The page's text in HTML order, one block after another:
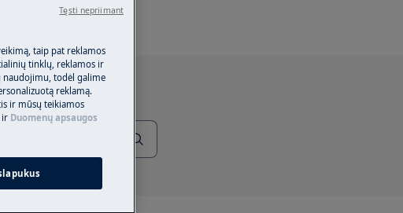
taip pat reklamos
tinklų, reklamos ir
naudojimu, todėl galime
reklamą.
ir mūsų teikiamos
ir Duomenų apsaugos
Tęsti nepriimant